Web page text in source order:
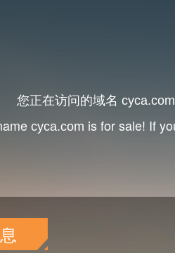
您正在访问的域名 cyca.com
cyca.com is for sale! If